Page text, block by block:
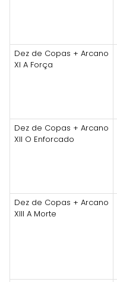
Dez de Copas + Arcano
XI A Força
Dez de Copas + Arcano
XII O Enforcado
Dez de Copas + Arcano
XIII A Morte